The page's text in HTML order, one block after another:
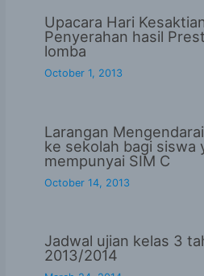
Upacara Hari
Penyerahan hasil
lomba
October 1, 2013
Larangan
ke sekolah bagi siswa
mempunyai SIM C
October 14, 2013
Jadwal ujian kelas 3
2013/2014